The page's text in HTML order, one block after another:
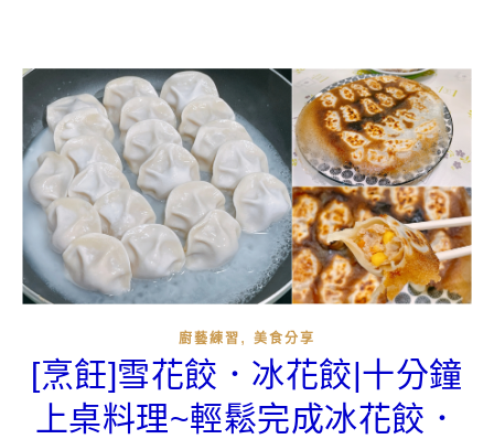
廚藝練習 , 美食分享
[烹飪]雪花餃．冰花餃|十分鐘
上桌料理~輕鬆完成冰花餃．